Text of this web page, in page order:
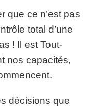
que ce n’est pas
total d’une
! Il est Tout-
nos capacités,
décisions que